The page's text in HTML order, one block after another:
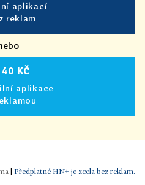
aplikací
reklam
40 KČ
aplikace
Předplatné HN+ je zcela bez reklam.